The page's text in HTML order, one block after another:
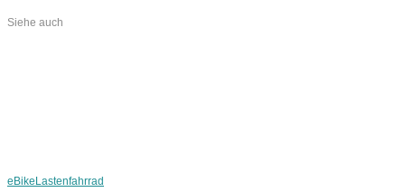
Siehe auch
eBike Lastenfahrrad